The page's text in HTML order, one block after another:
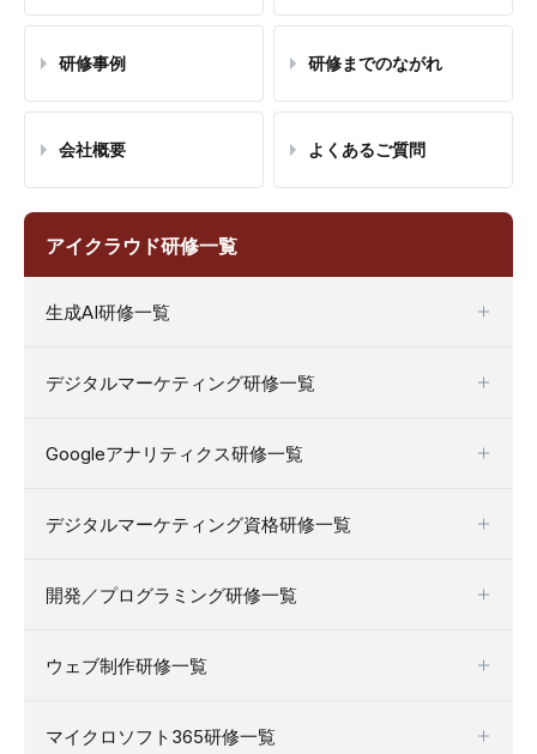
研修事例 研修までのながれ
会社概要 よくあるご質問
アイクラウド研修一覧
生成AI研修一覧
デジタルマーケティング研修一覧
Googleアナリティクス研修一覧
デジタルマーケティング資格研修一覧
開発／プログラミング研修一覧
ウェブ制作研修一覧
マイクロソフト365研修一覧